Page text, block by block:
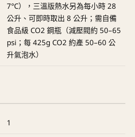
7°C），三溫版熱水另為每小時 28
公升、可即時取出 8 公升；需自備
食品級 CO2 鋼瓶（減壓閥約 50–65
psi；每 425g CO2 約產 50–60 公
升氣泡水）
1